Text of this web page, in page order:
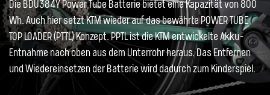
Die BDU384Y Power Tube Batterie bietet eine Kapazität von 800
Wh. Auch hier setzt KTM wieder auf das bewährte POWER TUBE
TOP LOADER (PTTL) Konzept. PPTL ist die KTM entwickelte Akku-
Entnahme nach oben aus dem Unterrohr heraus. Das Entfernen
und Wiedereinsetzen der Batterie wird dadurch zum Kinderspiel.